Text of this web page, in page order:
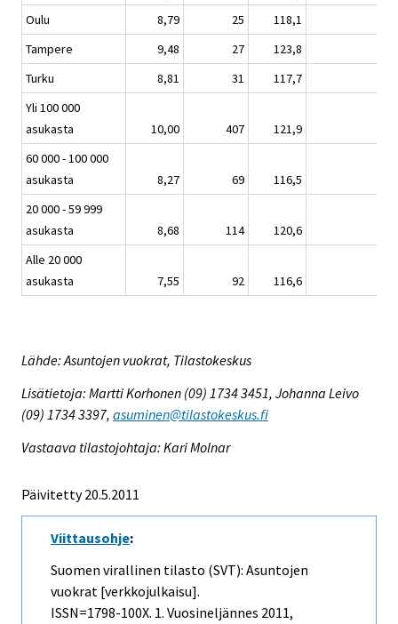
Oulu
8,79 25 118,1
Tampere
9,48 27 123,8
Turku
8,81 31 117,7
Yli 100 000
asukasta
10,00 407 121,9
60 000 - 100 000
asukasta
8,27 69 116,5
20 000 - 59 999
asukasta
8,68 114 120,6
Alle 20 000
asukasta
7,55 92 116,6
Lähde: Asuntojen vuokrat, Tilastokeskus
Lisätietoja: Martti Korhonen (09) 1734 3451, Johanna Leivo
(09) 1734 3397, asuminen@tilastokeskus.fi
Vastaava tilastojohtaja: Kari Molnar
Päivitetty 20.5.2011
Viittausohje:
Suomen virallinen tilasto (SVT): Asuntojen
vuokrat [verkkojulkaisu].
ISSN=1798-100X. 1. Vuosineljännes 2011,